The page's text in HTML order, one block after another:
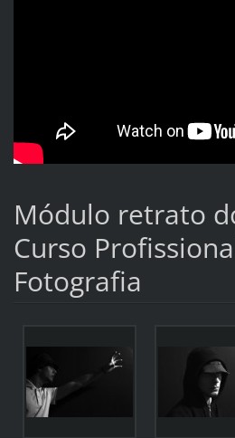
Módulo retrato
Curso
Fotografia